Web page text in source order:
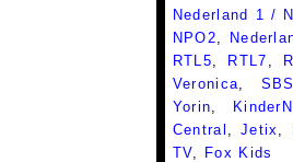
Nederland 1 /
NPO2
RTL5
RTL7
Veronica
Yorin
Central
Jetix
TV
Fox Kids